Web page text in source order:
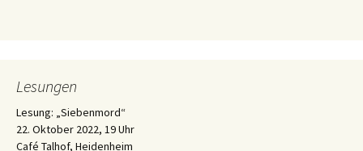
Lesungen
Lesung: „Siebenmord“
22. Oktober 2022, 19 Uhr
Café Talhof, Heidenheim